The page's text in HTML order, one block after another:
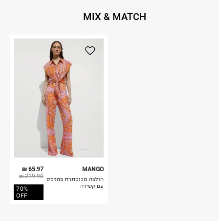
MIX & MATCH
65.97 ₪
219.90 ₪
70%
OFF
MANGO
חולצה מכופתרת בהדפס
עם קשירה